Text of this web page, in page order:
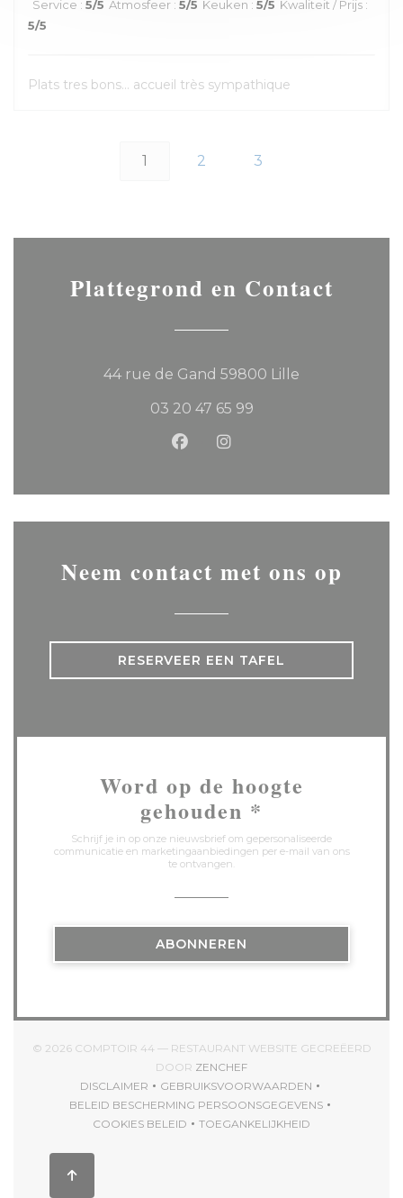
Service : 5/5 Atmosfeer : 5/5 Keuken : 5/5 Kwaliteit / Prijs :
5/5
Plats tres bons... accueil très sympathique
1 2 3
Plattegrond en Contact
44 rue de Gand 59800 Lille
03 20 47 65 99
Facebook ((opent in een
Instagram ((opent in
Neem contact met ons op
RESERVEER EEN TAFEL
Word op de hoogte
gehouden *
Schrijf je in op onze nieuwsbrief om gepersonaliseerde
communicatie en marketingaanbiedingen per e-mail van ons
te ontvangen.
ABONNEREN
© 2026 COMPTOIR 44 — RESTAURANT WEBSITE GECREËERD
DOOR ZENCHEF((OPENT IN EEN NIEUW
DISCLAIMER
((OPENT IN EEN NIEUW VENSTER))
GEBRUIKSVOORWAARDEN
((OPENT IN EEN NIEUW
BELEID BESCHERMING PERSOONSGEGEVENS
((OPENT IN EEN NIEUW VENSTER))
COOKIES BELEID
((OPENT IN EEN NIEUW VENSTER))
TOEGANKELIJKHEID
((OPENT IN EEN NIEUW